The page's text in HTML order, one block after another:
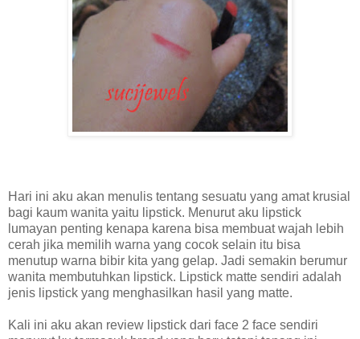
Hari ini aku akan menulis tentang sesuatu yang amat krusial
bagi kaum wanita yaitu lipstick. Menurut aku lipstick
lumayan penting kenapa karena bisa membuat wajah lebih
cerah jika memilih warna yang cocok selain itu bisa
menutup warna bibir kita yang gelap. Jadi semakin berumur
wanita membutuhkan lipstick. Lipstick matte sendiri adalah
jenis lipstick yang menghasilkan hasil yang matte.
Kali ini aku akan review lipstick dari face 2 face sendiri